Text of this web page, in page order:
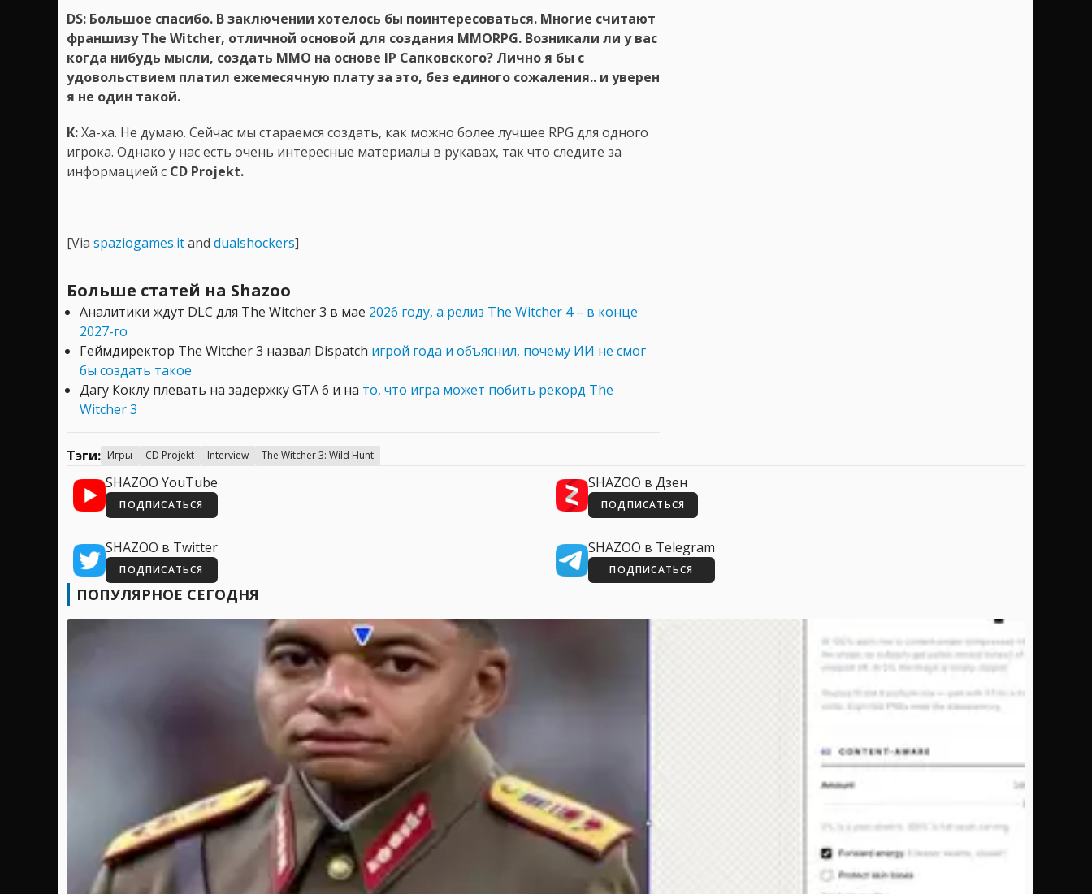
DS: Большое спасибо. В заключении хотелось бы поинтересоваться. Многие считают
франшизу The Witcher, отличной основой для создания ММОRPG. Возникали ли у вас
когда нибудь мысли, создать ММО на основе IP Сапковского? Лично я бы с
удовольствием платил ежемесячную плату за это, без единого сожаления.. и уверен
я не один такой.
K:Ха-ха. Не думаю. Сейчас мы стараемся создать, как можно более лучшее RPG для одного
игрока. Однако у нас есть очень интересные материалы в рукавах, так что следите за
информацией с CD Projekt.
[Via spaziogames.itand dualshockers]
Больше статей на Shazoo
Аналитики ждут DLC для The Witcher 3 в мае 2026 году, а релиз The Witcher 4 – в конце
2027-го
Геймдиректор The Witcher 3 назвал Dispatch игрой года и объяснил, почему ИИ не смог
бы создать такое
Дагу Коклу плевать на задержку GTA 6 и на то, что игра может побить рекорд The
Witcher 3
Тэги: Игры CD Projekt Interview The Witcher 3: Wild Hunt
SHAZOO YouTube
ПОДПИСАТЬСЯ
SHAZOO в Дзен
ПОДПИСАТЬСЯ
SHAZOO в Twitter
ПОДПИСАТЬСЯ
SHAZOO в Telegram
ПОДПИСАТЬСЯ
ПОПУЛЯРНОЕ СЕГОДНЯ